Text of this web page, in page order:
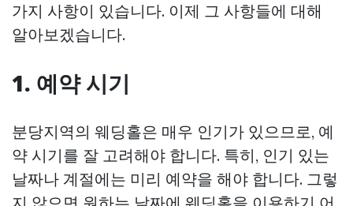
가지 사항이 있습니다. 이제 그 사항들에 대해
알아보겠습니다.
1. 예약 시기
분당지역의 웨딩홀은 매우 인기가 있으므로, 예
약 시기를 잘 고려해야 합니다. 특히, 인기 있는
날짜나 계절에는 미리 예약을 해야 합니다. 그렇